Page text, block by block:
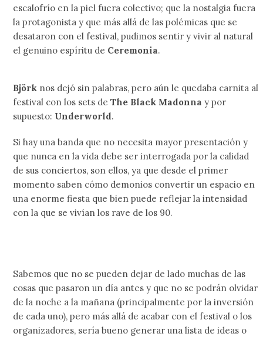
escalofrío en la piel fuera colectivo; que la nostalgia fuera
la protagonista y que más allá de las polémicas que se
desataron con el festival, pudimos sentir y vivir al natural
el genuino espíritu de Ceremonia.
Björk nos dejó sin palabras, pero aún le quedaba carnita al
festival con los sets deThe Black Madonna y por
supuesto: Underworld.
Si hay una banda que no necesita mayor presentación y
que nunca en la vida debe ser interrogada por la calidad
de sus conciertos, son ellos, ya que desde el primer
momento saben cómo demonios convertir un espacio en
una enorme fiesta que bien puede reflejar la intensidad
con la que se vivían los rave de los 90.
Sabemos que no se pueden dejar de lado muchas de las
cosas que pasaron un día antes y que no se podrán olvidar
de la noche a la mañana (principalmente por la inversión
de cada uno), pero más allá de acabar con el festival o los
organizadores, sería bueno generar una lista de ideas o